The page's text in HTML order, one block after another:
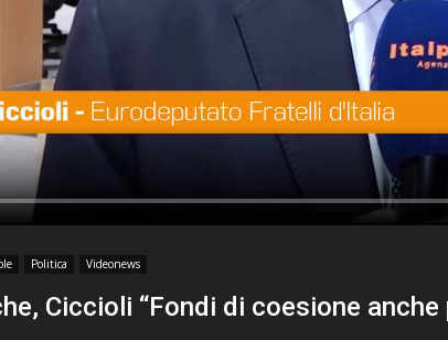
Politica Videonews
Ciccioli “Fondi di coesione anche